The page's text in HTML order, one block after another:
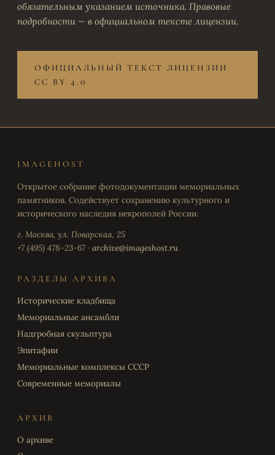
обязательным указанием источника. Правовые
подробности — в официальном тексте лицензии.
ОФИЦИАЛЬНЫЙ ТЕКСТ ЛИЦЕНЗИИ
CC BY 4.0
IMAGEHOST
Открытое собрание фотодокументации мемориальных
памятников. Содействует сохранению культурного и
исторического наследия некрополей России.
г. Москва, ул. Поварская, 25
+7 (495) 478-23-67 · archive@imageshost.ru
РАЗДЕЛЫ АРХИВА
Исторические кладбища
Мемориальные ансамбли
Надгробная скульптура
Эпитафии
Мемориальные комплексы СССР
Современные мемориалы
АРХИВ
О архиве